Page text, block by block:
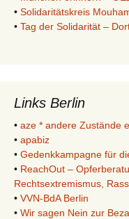
• Solidaritätskreis
• Tag der Solidarität –
Links Berlin
• aze * andere Zustände
• apabiz
• Gedenkkampagne für
• ReachOut –
Rechtsextremismus,
• VVN-BdA Berlin
• Wir sagen Nein zur